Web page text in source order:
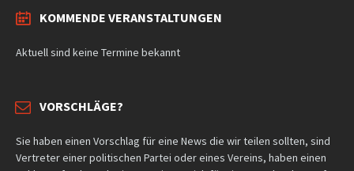
KOMMENDE VERANSTALTUNGEN
Aktuell sind keine Termine bekannt
VORSCHLÄGE?
Sie haben einen Vorschlag für eine News die wir teilen sollten, sind
Vertreter einer politischen Partei oder eines Vereins, haben einen